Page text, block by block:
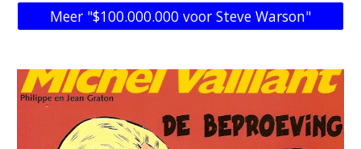
Meer "$100.000.000 voor Steve Warson"